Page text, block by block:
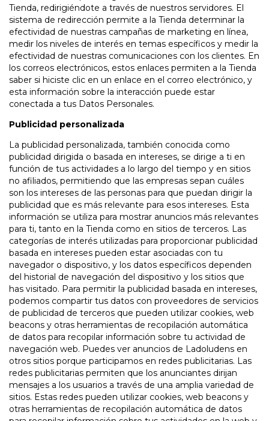
Tienda, redirigiéndote a través de nuestros servidores. El
sistema de redirección permite a la Tienda determinar la
efectividad de nuestras campañas de marketing en línea,
medir los niveles de interés en temas específicos y medir la
efectividad de nuestras comunicaciones con los clientes. En
los correos electrónicos, estos enlaces permiten a la Tienda
saber si hiciste clic en un enlace en el correo electrónico, y
esta información sobre la interacción puede estar
conectada a tus Datos Personales.
Publicidad personalizada
La publicidad personalizada, también conocida como
publicidad dirigida o basada en intereses, se dirige a ti en
función de tus actividades a lo largo del tiempo y en sitios
no afiliados, permitiendo que las empresas sepan cuáles
son los intereses de las personas para que puedan dirigir la
publicidad que es más relevante para esos intereses. Esta
información se utiliza para mostrar anuncios más relevantes
para ti, tanto en la Tienda como en sitios de terceros. Las
categorías de interés utilizadas para proporcionar publicidad
basada en intereses pueden estar asociadas con tu
navegador o dispositivo, y los datos específicos dependen
del historial de navegación del dispositivo y los sitios que
has visitado. Para permitir la publicidad basada en intereses,
podemos compartir tus datos con proveedores de servicios
de publicidad de terceros que pueden utilizar cookies, web
beacons y otras herramientas de recopilación automática
de datos para recopilar información sobre tu actividad de
navegación web. Puedes ver anuncios de Ladoludens en
otros sitios porque participamos en redes publicitarias. Las
redes publicitarias permiten que los anunciantes dirijan
mensajes a los usuarios a través de una amplia variedad de
sitios. Estas redes pueden utilizar cookies, web beacons y
otras herramientas de recopilación automática de datos